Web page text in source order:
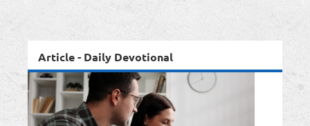
Article - Daily Devotional